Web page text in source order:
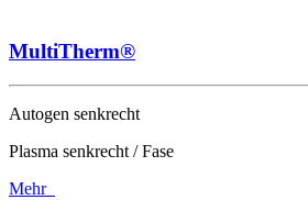
MultiTherm®
Autogen senkrecht
Plasma senkrecht / Fase
Mehr